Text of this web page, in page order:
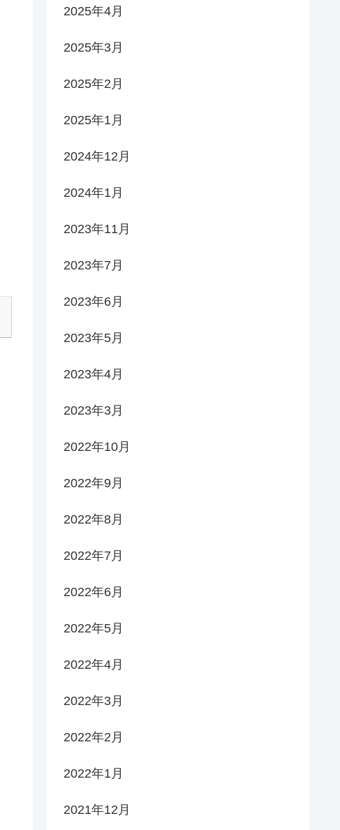
2025年4月
2025年3月
2025年2月
2025年1月
2024年12月
2024年1月
2023年11月
2023年7月
2023年6月
2023年5月
2023年4月
2023年3月
2022年10月
2022年9月
2022年8月
2022年7月
2022年6月
2022年5月
2022年4月
2022年3月
2022年2月
2022年1月
2021年12月